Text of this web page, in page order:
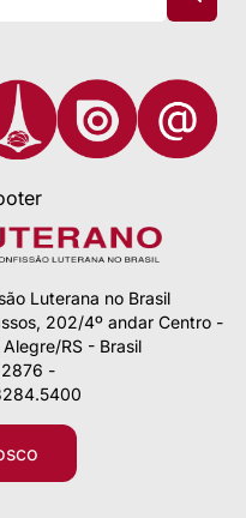
Luterana no Brasil
202/4º andar Centro -
RS - Brasil
2876 -